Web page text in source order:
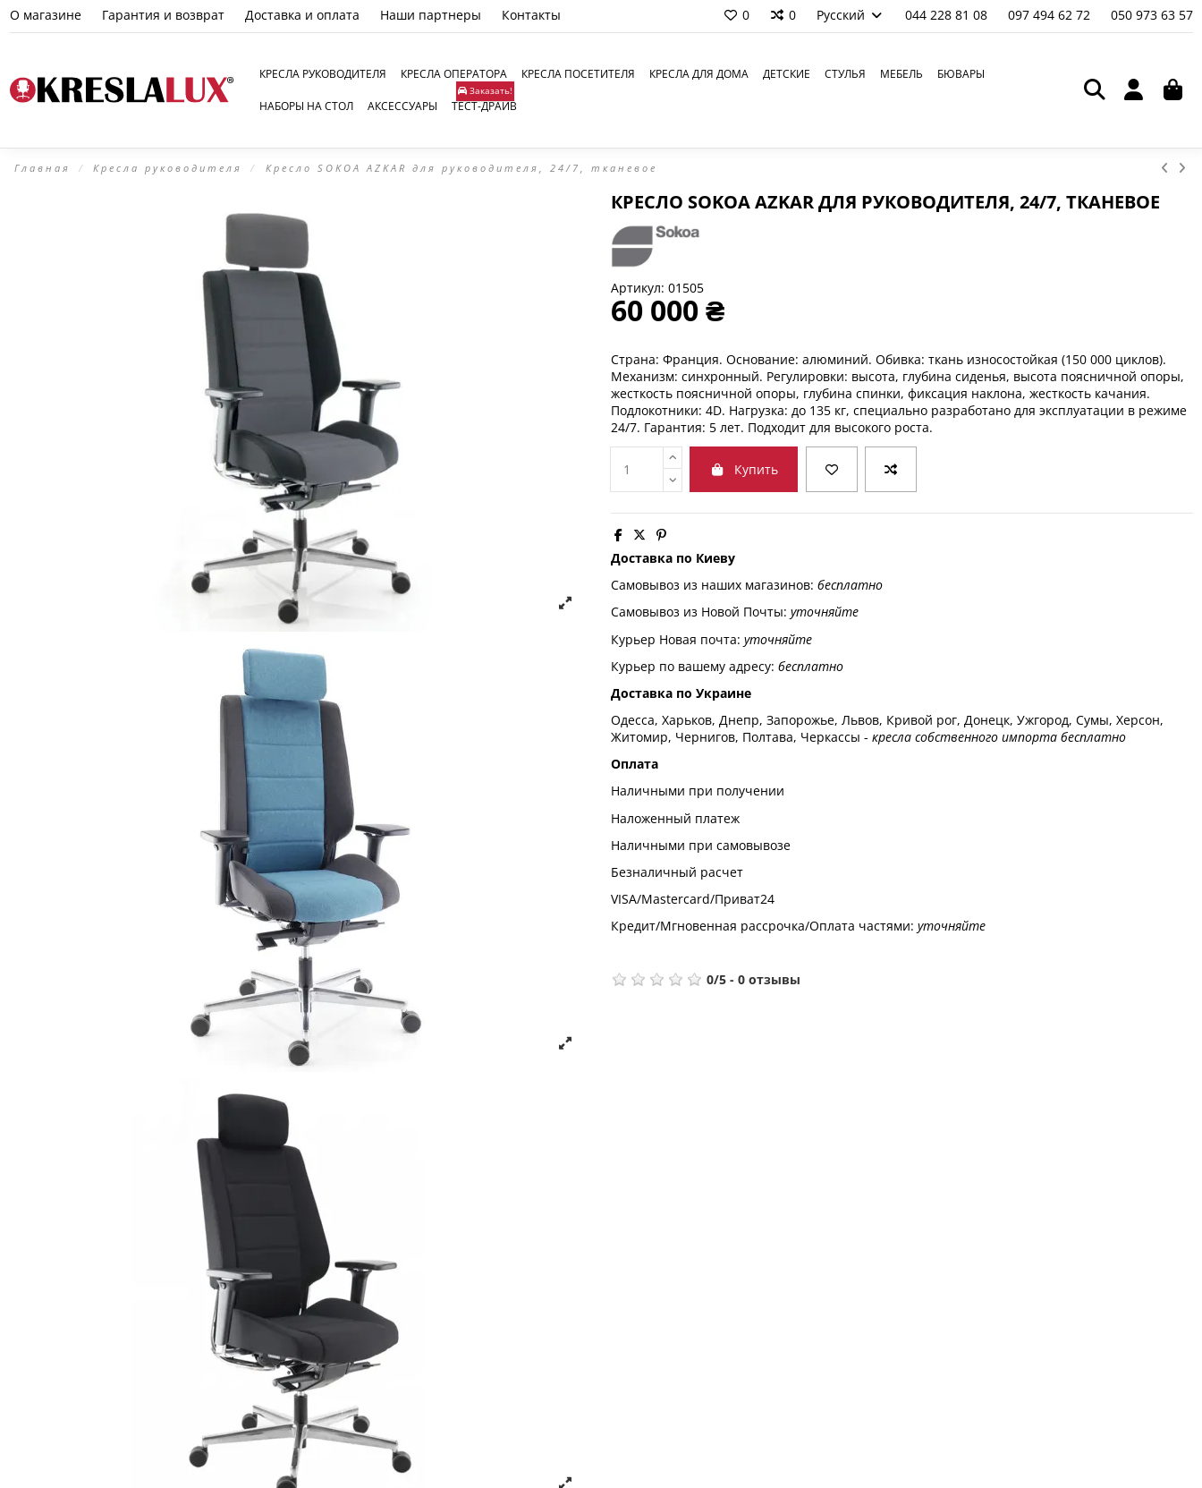
О магазине Гарантия и возврат Доставка и оплата Наши партнеры Контакты 0 0 Русский 044 228 81 08 097 494 62 72 050 973 63 57
КРЕСЛА РУКОВОДИТЕЛЯ КРЕСЛА ОПЕРАТОРА КРЕСЛА ПОСЕТИТЕЛЯ КРЕСЛА ДЛЯ ДОМА ДЕТСКИЕ СТУЛЬЯ МЕБЕЛЬ БЮВАРЫ
НАБОРЫ НА СТОЛ АКСЕССУАРЫ ТЕСТ-ДРАЙВ
Заказать!
Главная Кресла руководителя Кресло SOKOA AZKAR для руководителя, 24/7, тканевое
КРЕСЛО SOKOA AZKAR ДЛЯ РУКОВОДИТЕЛЯ, 24/7, ТКАНЕВОЕ
Артикул: 01505
60 000 ₴
Страна: Франция. Основание: алюминий. Обивка: ткань износостойкая (150 000 циклов).
Механизм: синхронный. Регулировки: высота, глубина сиденья, высота поясничной опоры,
жесткость поясничной опоры, глубина спинки, фиксация наклона, жесткость качания.
Подлокотники: 4D. Нагрузка: до 135 кг, специально разработано для эксплуатации в режиме
24/7. Гарантия: 5 лет. Подходит для высокого роста.
Купить
Доставка по Киеву
Самовывоз из наших магазинов: бесплатно
Самовывоз из Новой Почты: уточняйте
Курьер Новая почта: уточняйте
Курьер по вашему адресу: бесплатно
Доставка по Украине
Одесса, Харьков, Днепр, Запорожье, Львов, Кривой рог, Донецк, Ужгород, Сумы, Херсон,
Житомир, Чернигов, Полтава, Черкассы - кресла собственного импорта бесплатно
Оплата
Наличными при получении
Наложенный платеж
Наличными при самовывозе
Безналичный расчет
VISA/Mastercard/Приват24
Кредит/Мгновенная рассрочка/Оплата частями: уточняйте
0/5- 0 отзывы